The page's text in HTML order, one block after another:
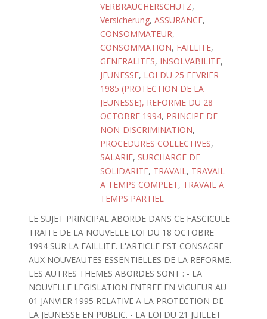
VERBRAUCHERSCHUTZ,
Versicherung, ASSURANCE,
CONSOMMATEUR,
CONSOMMATION, FAILLITE,
GENERALITES, INSOLVABILITE,
JEUNESSE, LOI DU 25 FEVRIER
1985 (PROTECTION DE LA
JEUNESSE), REFORME DU 28
OCTOBRE 1994, PRINCIPE DE
NON-DISCRIMINATION,
PROCEDURES COLLECTIVES,
SALARIE, SURCHARGE DE
SOLIDARITE, TRAVAIL, TRAVAIL
A TEMPS COMPLET, TRAVAIL A
TEMPS PARTIEL
LE SUJET PRINCIPAL ABORDE DANS CE FASCICULE
TRAITE DE LA NOUVELLE LOI DU 18 OCTOBRE
1994 SUR LA FAILLITE. L'ARTICLE EST CONSACRE
AUX NOUVEAUTES ESSENTIELLES DE LA REFORME.
LES AUTRES THEMES ABORDES SONT : - LA
NOUVELLE LEGISLATION ENTREE EN VIGUEUR AU
01 JANVIER 1995 RELATIVE A LA PROTECTION DE
LA JEUNESSE EN PUBLIC. - LA LOI DU 21 JUILLET